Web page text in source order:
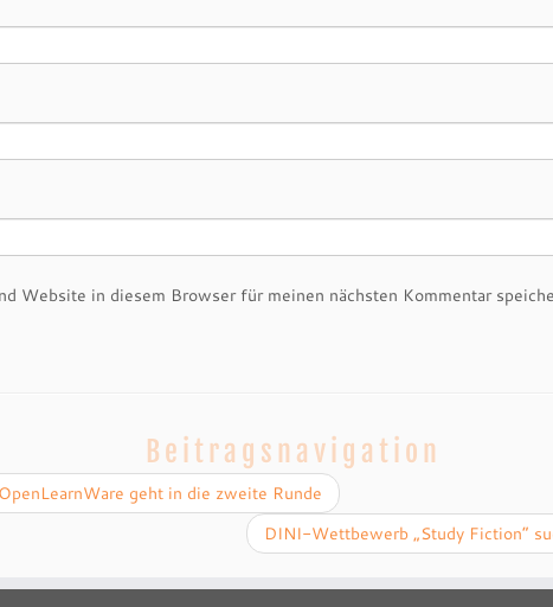
Website in diesem Browser für meinen nächsten Kommentar
Beitragsnavigation
geht in die zweite Runde
DINI-Wettbewerb „Study Fiction“